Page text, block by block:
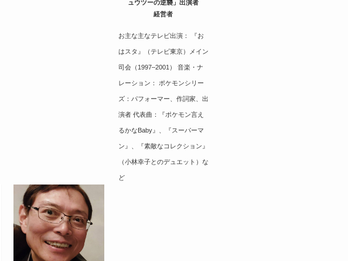
ュウツーの逆襲」出演者
経営者
お主な主なテレビ出演： 『お
はスタ』（テレビ東京）メイン
司会（1997–2001） 音楽・ナ
レーション： ポケモンシリー
ズ：パフォーマー、作詞家、出
演者 代表曲：『ポケモン言え
るかなBaby』、『スーパーマ
ン』、『素敵なコレクション』
（小林幸子とのデュエット）な
ど